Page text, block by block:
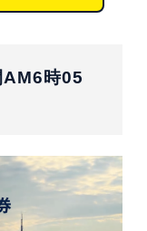
時05